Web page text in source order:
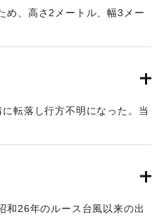
め、高さ2メートル、幅3メー
近所の人に助け出されたが右
た。
月11日朝刊7面】
転落し行方不明になった。当
に気づかず落ち込んだものと
頃には20代の男性が高潮を
波に足をすくわれ転倒。全治3
和26年のルース台風以来の出